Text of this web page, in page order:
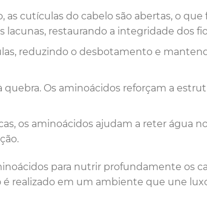
as cutículas do cabelo são abertas, o que
restaurando a integridade dos
reduzindo o desbotamento e
quebra. Os aminoácidos reforçam a
os aminoácidos ajudam a reter água
para nutrir profundamente os
é realizado em um ambiente que une